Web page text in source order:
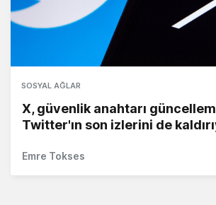
SOSYAL AĞLAR
X, güvenlik anahtarı
Twitter'ın son izlerini de
Emre Tokses